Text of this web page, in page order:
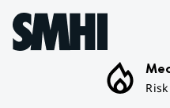
Hoppa till sidans innehåll